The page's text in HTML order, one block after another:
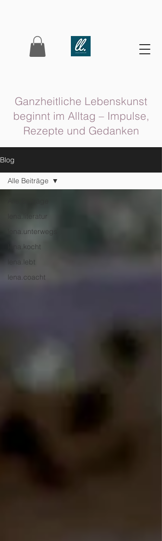
Ganzheitliche Lebenskunst
beginnt im Alltag – Impulse,
Rezepte und Gedanken
Blog
lena.literatur
lena.unterwegs
lena.kocht
lena.lebt
lena.coacht
Alle Beiträge